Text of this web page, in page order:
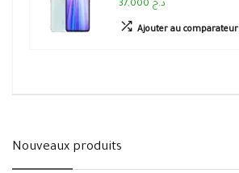
37,000 د.ج
Ajouter au comparateur
Nouveaux produits